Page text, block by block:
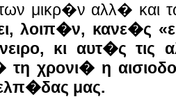
μικρ�ν αλλ� και
λοιπ�ν, κανε�ς
κι αυτ�ς τις
τη χρονι� η
μας.